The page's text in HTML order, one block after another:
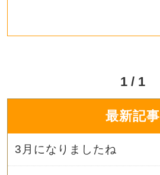
1 / 1
最新記事
3月になりましたね